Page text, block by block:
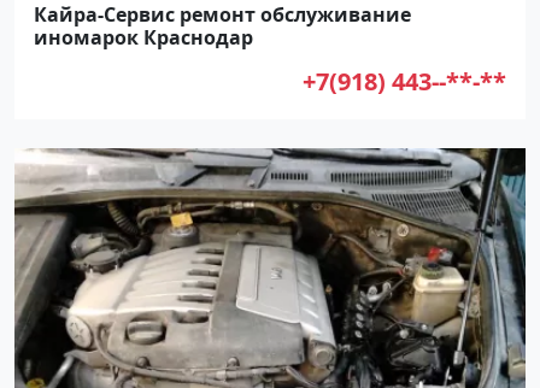
Кайра-Сервис ремонт обслуживание
иномарок Краснодар
+7(918) 443--**-**